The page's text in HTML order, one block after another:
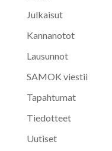
Julkaisut
Kannanotot
Lausunnot
SAMOK viestii
Tapahtumat
Tiedotteet
Uutiset